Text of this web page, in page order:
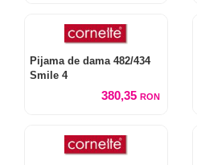
Pijama de dama 482/434
Smile 4
380,35 RON